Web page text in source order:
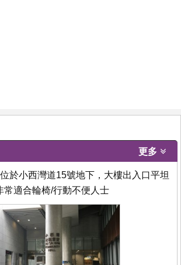
更多
於小西灣道15號地下，大樓出入口平坦
常適合輪椅/行動不便人士